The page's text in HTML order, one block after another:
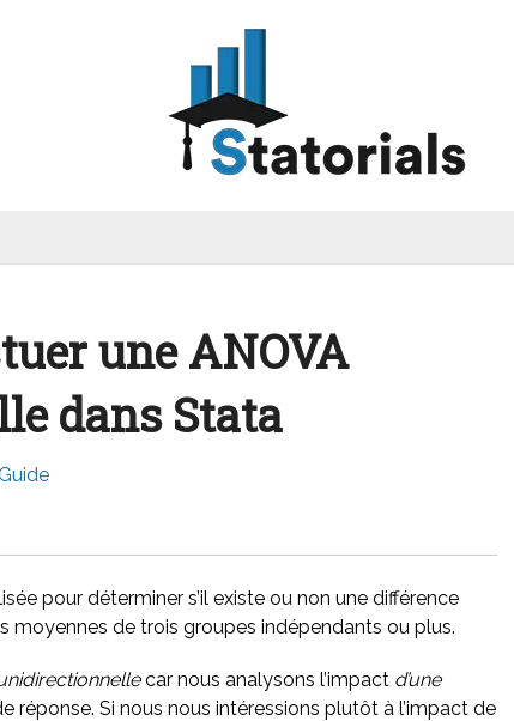
une ANOVA
dans Stata
pour déterminer s’il existe ou non une différence
moyennes de trois groupes indépendants ou plus.
car nous analysons l’impact d’une
réponse. Si nous nous intéressions plutôt à l’impact de